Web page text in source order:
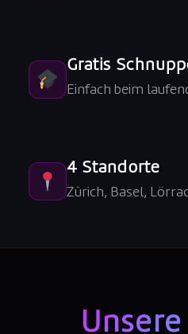
Gratis
Einfach beim
4 Standorte
Zürich, Basel,